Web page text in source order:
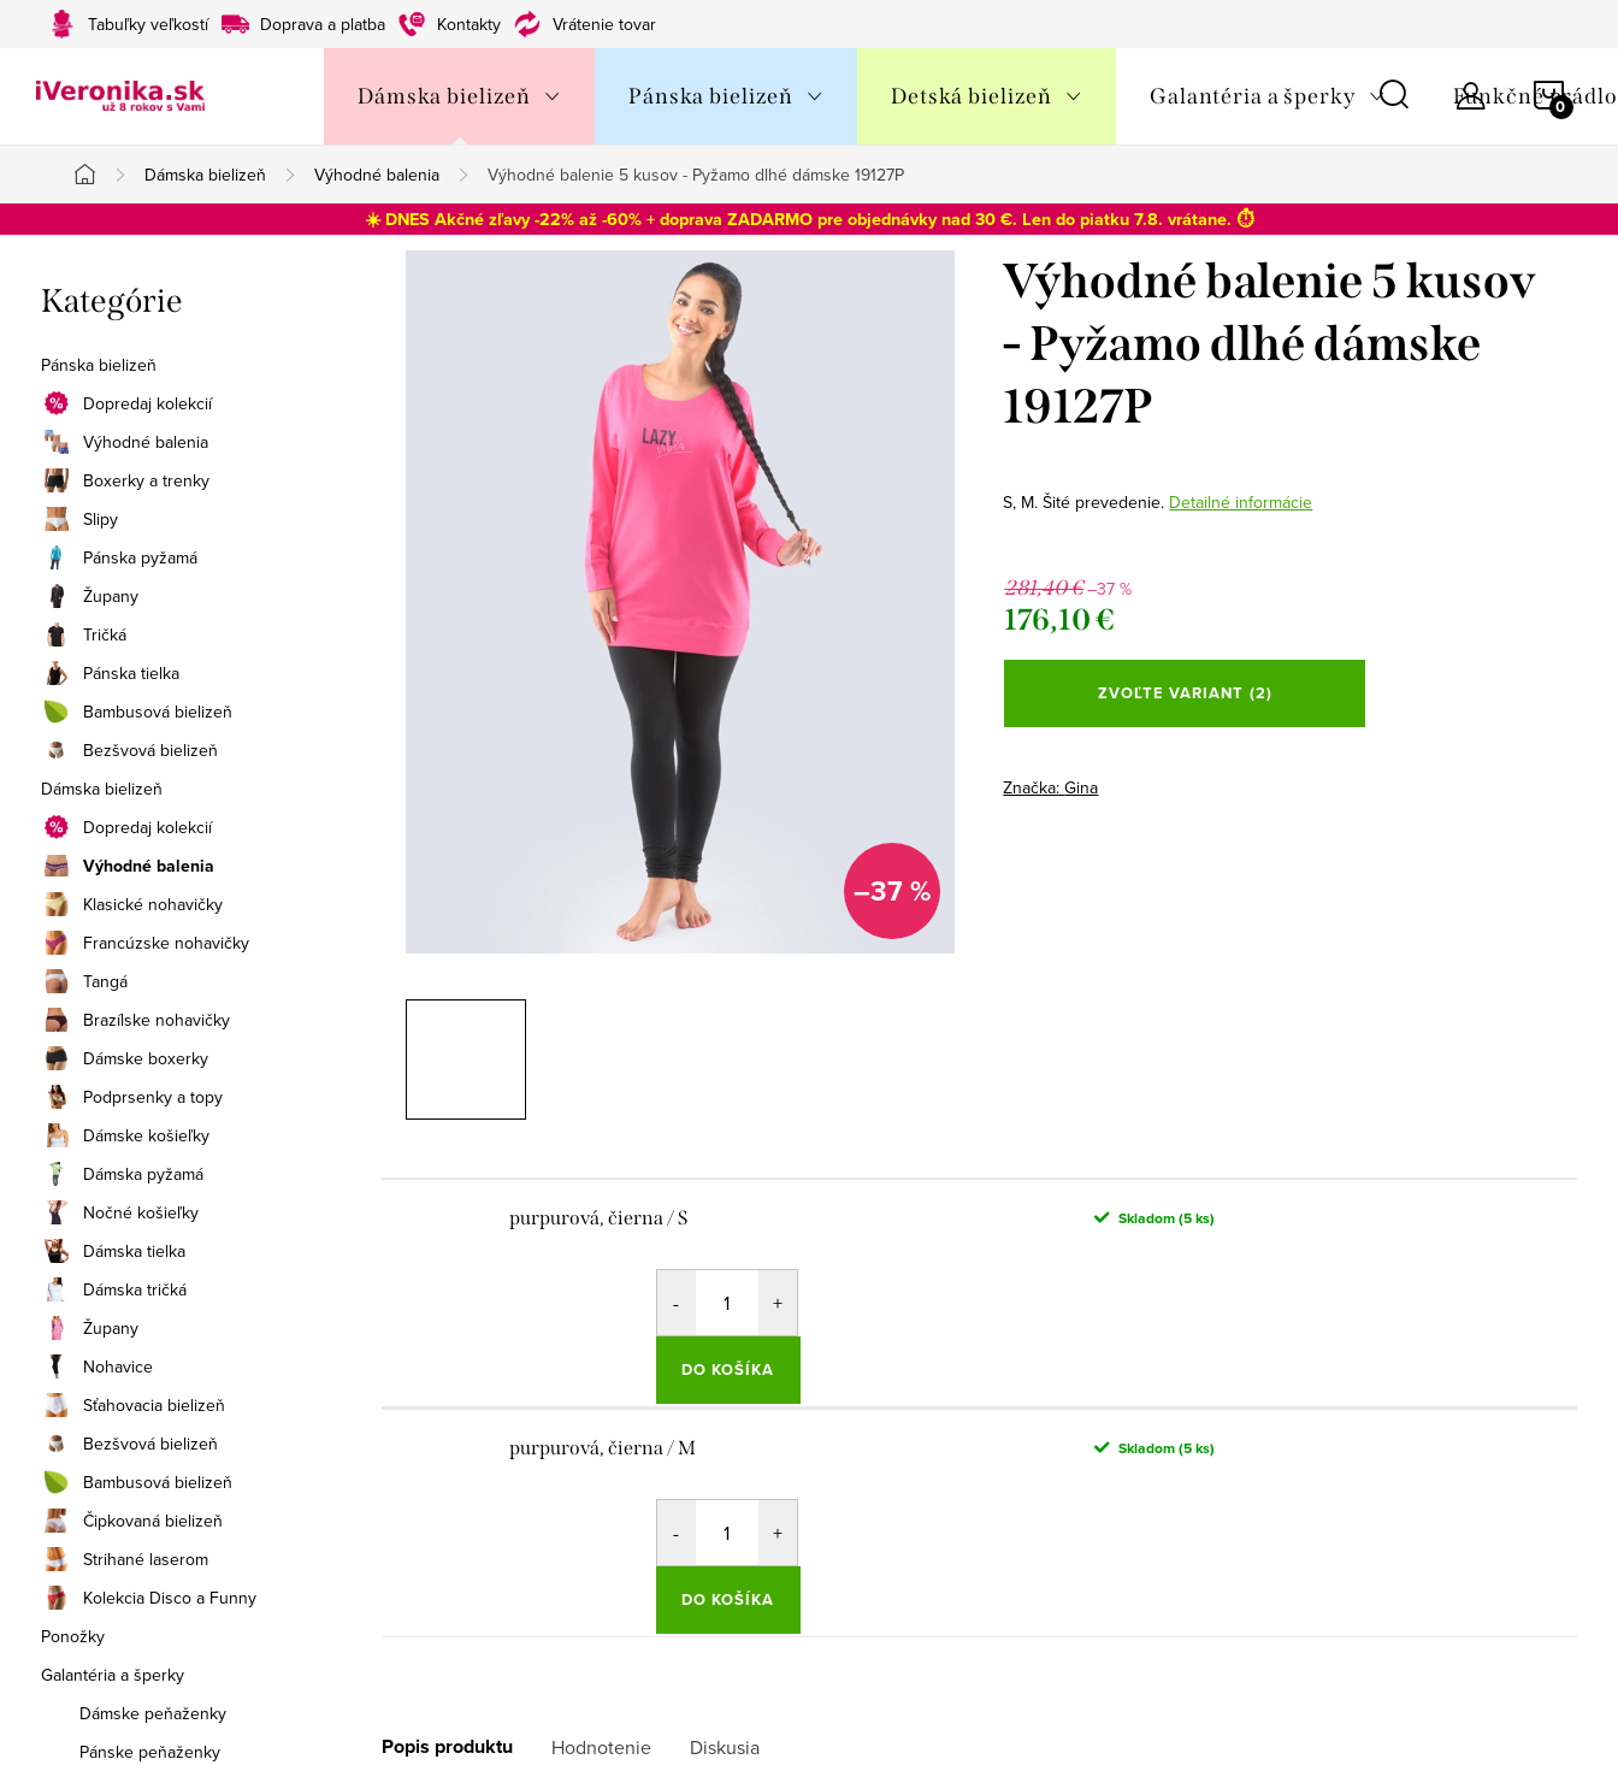
Tabuľky veľkostí Doprava a platba Kontakty Vrátenie tovaru
Dámska bielizeň Pánska bielizeň Detská bielizeň Galantéria a šperky Funkčné prádlo
Domov
Dámska bielizeň Výhodné balenia Výhodné balenie 5 kusov - Pyžamo dlhé dámske 19127P
☀️ DNES Akčné zľavy -22% až -60% + doprava ZADARMO pre objednávky nad 30 €. Len do piatku 7.8. vrátane. ⏱️
o
č
n
ý
p
a
n
e
l
Preskočiť
kategórie
Kategórie
Pánska bielizeň
Dopredaj kolekcií
Výhodné balenia
Boxerky a trenky
Slipy
Pánska pyžamá
Župany
Tričká
Pánska tielka
Bambusová bielizeň
Bezšvová bielizeň
Dámska bielizeň
Dopredaj kolekcií
Výhodné balenia
Klasické nohavičky
Francúzske nohavičky
Tangá
Brazílske nohavičky
Dámske boxerky
Podprsenky a topy
Dámske košieľky
Dámska pyžamá
Nočné košieľky
Dámska tielka
Dámska tričká
Župany
Nohavice
Sťahovacia bielizeň
Bezšvová bielizeň
Bambusová bielizeň
Čipkovaná bielizeň
Strihané laserom
Kolekcia Disco a Funny
Ponožky
Galantéria a šperky
Dámske peňaženky
Pánske peňaženky
–37 %
Výhodné balenie 5 kusov
- Pyžamo dlhé dámske
19127P
S, M. Šité prevedenie. Detailné informácie
281,40 €–37 %
176,10 €
Jednotková
ZVOĽTE VARIANT (2)
Značka:Gina
purpurová, čierna / S Skladom(5 ks)
DO KOŠÍKA
purpurová, čierna / M Skladom(5 ks)
DO KOŠÍKA
Popis produktu Hodnotenie Diskusia